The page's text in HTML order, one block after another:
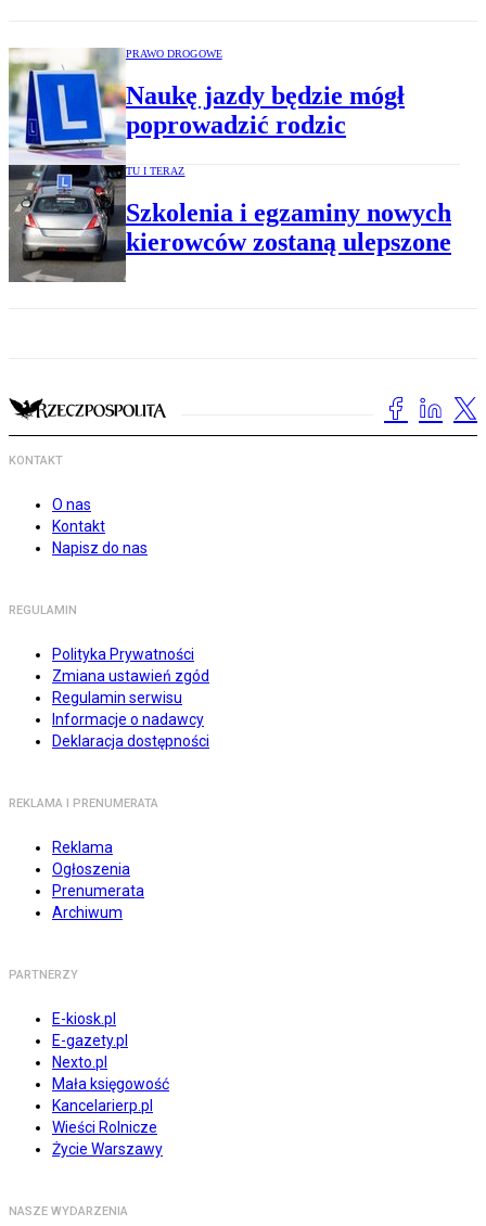
PRAWO DROGOWE
Naukę jazdy będzie mógł
poprowadzić rodzic
TU I TERAZ
Szkolenia i egzaminy nowych
kierowców zostaną ulepszone
KONTAKT
O nas
Kontakt
Napisz do nas
REGULAMIN
Polityka Prywatności
Zmiana ustawień zgód
Regulamin serwisu
Informacje o nadawcy
Deklaracja dostępności
REKLAMA I PRENUMERATA
Reklama
Ogłoszenia
Prenumerata
Archiwum
PARTNERZY
E-kiosk.pl
E-gazety.pl
Nexto.pl
Mała księgowość
Kancelarierp.pl
Wieści Rolnicze
Życie Warszawy
NASZE WYDARZENIA